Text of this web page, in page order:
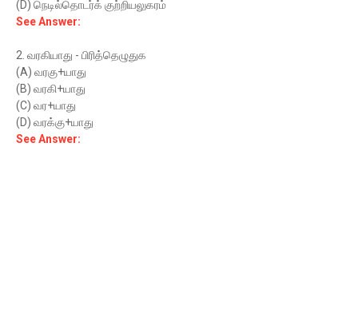
(D) நெடில்தொடர்க் குற்றியலுகரம்
See Answer:
2. வரகியாது - பிரித்தெழுதுக
(A) வரகு+யாது
(B) வரகி+யாது
(C) வர+யாது
(D) வரக்கு+யாது
See Answer: